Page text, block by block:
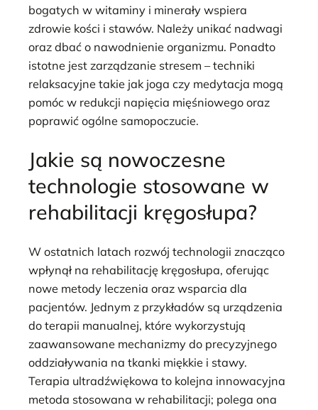
bogatych w witaminy i minerały wspiera
zdrowie kości i stawów. Należy unikać nadwagi
oraz dbać o nawodnienie organizmu. Ponadto
istotne jest zarządzanie stresem – techniki
relaksacyjne takie jak joga czy medytacja mogą
pomóc w redukcji napięcia mięśniowego oraz
poprawić ogólne samopoczucie.
Jakie są nowoczesne
technologie stosowane w
rehabilitacji kręgosłupa?
W ostatnich latach rozwój technologii znacząco
wpłynął na rehabilitację kręgosłupa, oferując
nowe metody leczenia oraz wsparcia dla
pacjentów. Jednym z przykładów są urządzenia
do terapii manualnej, które wykorzystują
zaawansowane mechanizmy do precyzyjnego
oddziaływania na tkanki miękkie i stawy.
Terapia ultradźwiękowa to kolejna innowacyjna
metoda stosowana w rehabilitacji; polega ona